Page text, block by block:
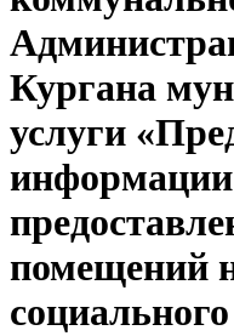
Кургана
услуги
информации
помещений